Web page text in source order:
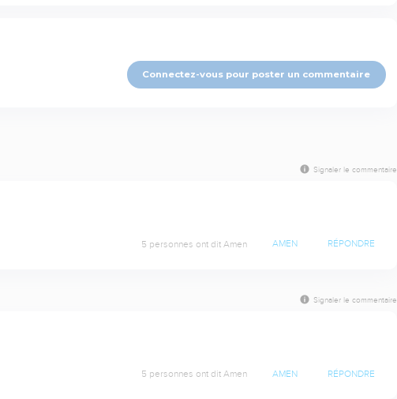
Connectez-vous pour poster un commentaire
Signaler le commentaire
5 personnes ont dit Amen AMEN RÉPONDRE
Signaler le commentaire
5 personnes ont dit Amen AMEN RÉPONDRE